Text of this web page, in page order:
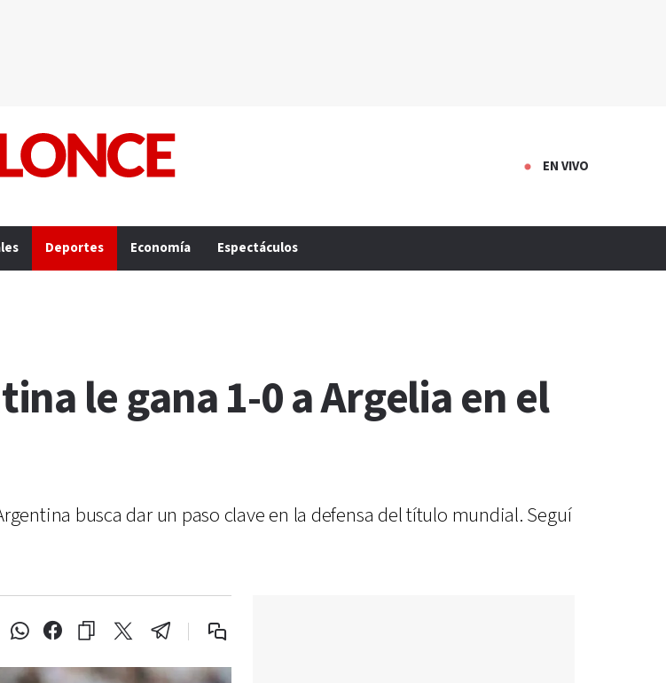
EN VIVO
Deportes Economía Espectáculos
le gana 1-0 a Argelia en el
busca dar un paso clave en la defensa del título mundial. Seguí